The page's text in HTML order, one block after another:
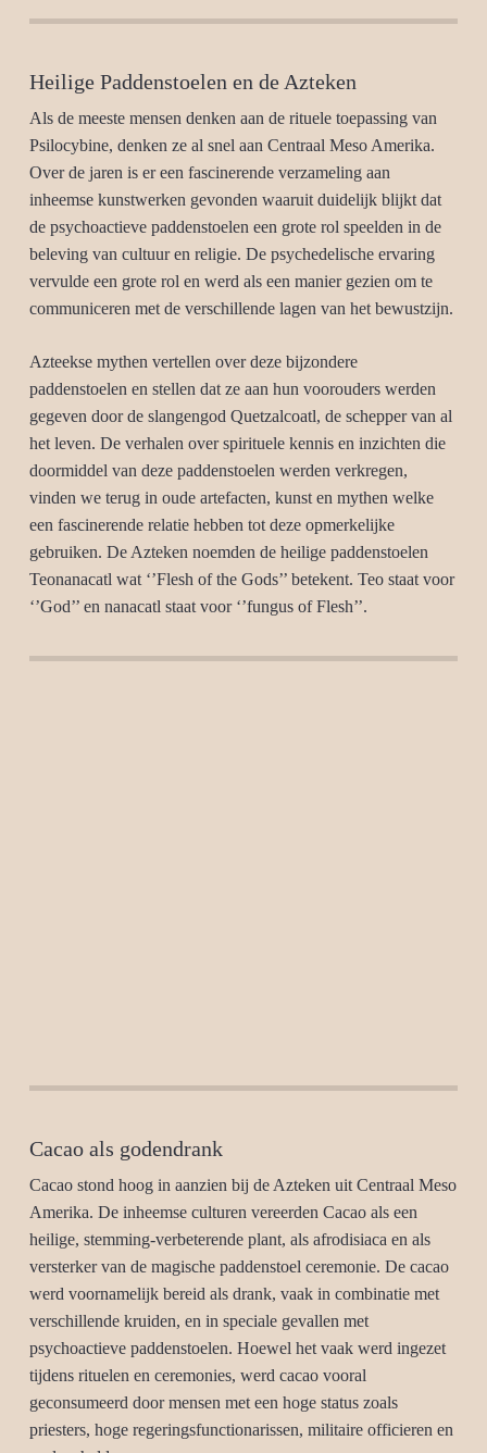
Heilige Paddenstoelen en de Azteken
Als de meeste mensen denken aan de rituele toepassing van
Psilocybine, denken ze al snel aan Centraal Meso Amerika.
Over de jaren is er een fascinerende verzameling aan
inheemse kunstwerken gevonden waaruit duidelijk blijkt dat
de psychoactieve paddenstoelen een grote rol speelden in de
beleving van cultuur en religie. De psychedelische ervaring
vervulde een grote rol en werd als een manier gezien om te
communiceren met de verschillende lagen van het bewustzijn.
Azteekse mythen vertellen over deze bijzondere
paddenstoelen en stellen dat ze aan hun voorouders werden
gegeven door de slangengod Quetzalcoatl, de schepper van al
het leven. De verhalen over spirituele kennis en inzichten die
doormiddel van deze paddenstoelen werden verkregen,
vinden we terug in oude artefacten, kunst en mythen welke
een fascinerende relatie hebben tot deze opmerkelijke
gebruiken. De Azteken noemden de heilige paddenstoelen
Teonanacatl wat ‘’Flesh of the Gods’’ betekent. Teo staat voor
‘’God’’ en nanacatl staat voor ‘’fungus of Flesh’’.
Cacao als godendrank
Cacao stond hoog in aanzien bij de Azteken uit Centraal Meso
Amerika. De inheemse culturen vereerden Cacao als een
heilige, stemming-verbeterende plant, als afrodisiaca en als
versterker van de magische paddenstoel ceremonie. De cacao
werd voornamelijk bereid als drank, vaak in combinatie met
verschillende kruiden, en in speciale gevallen met
psychoactieve paddenstoelen. Hoewel het vaak werd ingezet
tijdens rituelen en ceremonies, werd cacao vooral
geconsumeerd door mensen met een hoge status zoals
priesters, hoge regeringsfunctionarissen, militaire officieren en